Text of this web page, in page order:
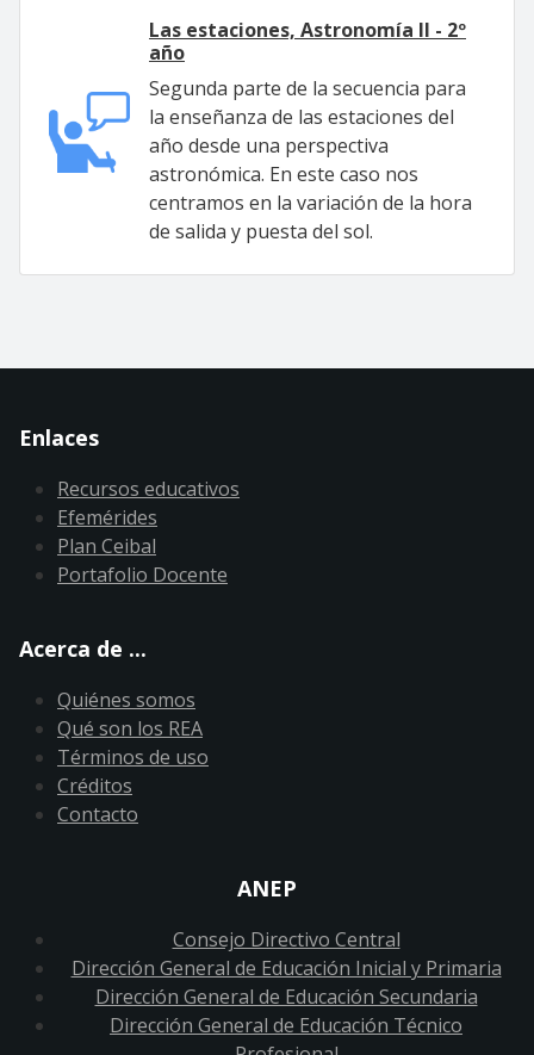
Las estaciones, Astronomía II - 2º
año
Segunda parte de la secuencia para
la enseñanza de las estaciones del
año desde una perspectiva
astronómica. En este caso nos
centramos en la variación de la hora
de salida y puesta del sol.
Enlaces
Recursos educativos
Efemérides
Plan Ceibal
Portafolio Docente
Acerca de ...
Quiénes somos
Qué son los REA
Términos de uso
Créditos
Contacto
ANEP
Consejo Directivo Central
Dirección General de Educación Inicial y Primaria
Dirección General de Educación Secundaria
Dirección General de Educación Técnico